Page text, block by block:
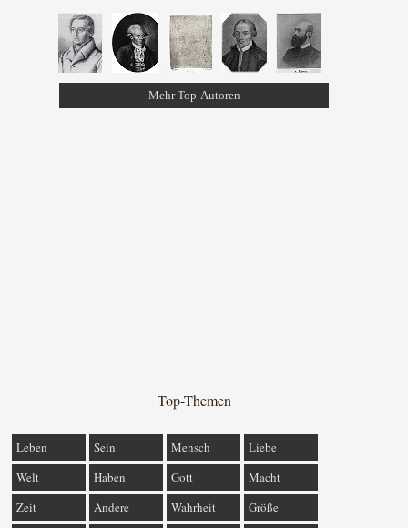
Mehr Top-Autoren
Top-Themen
Leben Sein Mensch
Liebe
Welt
Haben Gott
Macht
Zeit
Andere Wahrheit Größe